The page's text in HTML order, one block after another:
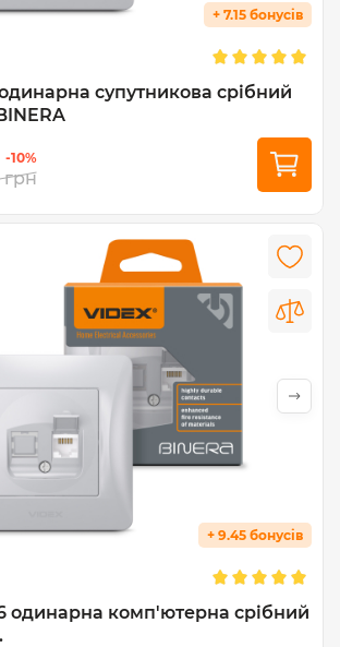
+ 7.15 бонусів
супутникова срібний
-10%
грн
+ 9.45 бонусів
одинарна комп'ютерна срібний